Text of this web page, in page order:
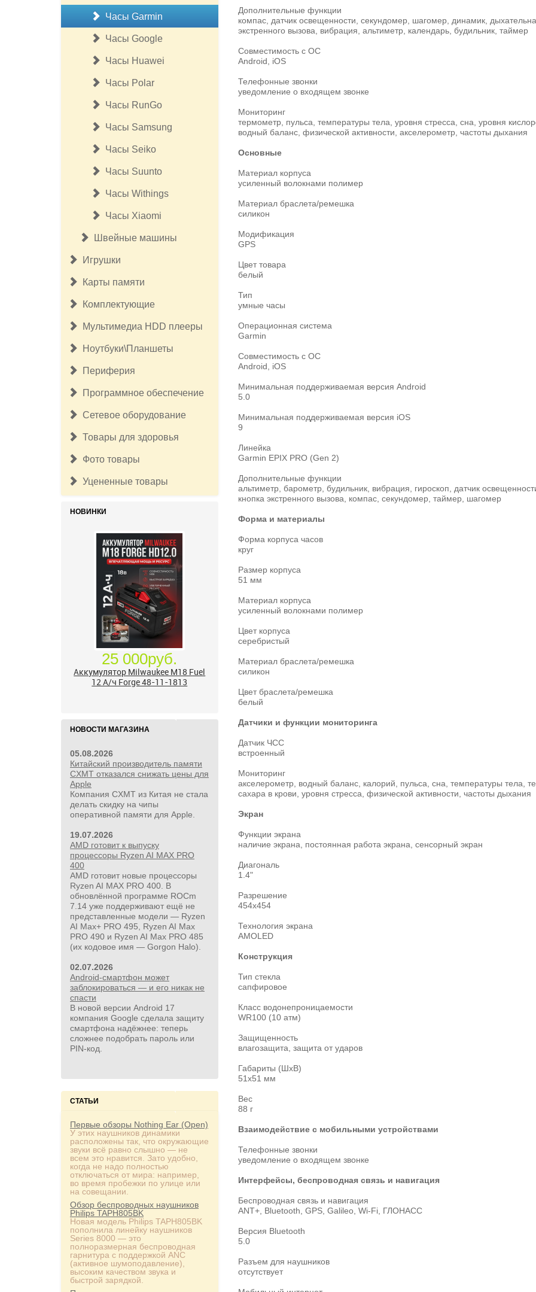
Часы Garmin
Часы Google
Часы Huawei
Часы Polar
Часы RunGo
Часы Samsung
Часы Seiko
Часы Suunto
Часы Withings
Часы Xiaomi
Швейные машины
Игрушки
Карты памяти
Комплектующие
Мультимедиа HDD плееры
Ноутбуки\Планшеты
Периферия
Программное обеспечение
Сетевое оборудование
Товары для здоровья
Фото товары
Уцененные товары
НОВИНКИ
25 000руб.
Аккумулятор Milwaukee M18 Fuel
12 А/ч Forge 48-11-1813
НОВОСТИ МАГАЗИНА
05.08.2026
Китайский производитель памяти
CXMT отказался снижать цены для
Apple
Компания CXMT из Китая не стала
делать скидку на чипы
оперативной памяти для Apple.
19.07.2026
AMD готовит к выпуску
процессоры Ryzen AI MAX PRO
400
AMD готовит новые процессоры
Ryzen AI MAX PRO 400. В
обновлённой программе ROCm
7.14 уже поддерживают ещё не
представленные модели — Ryzen
AI Max+ PRO 495, Ryzen AI Max
PRO 490 и Ryzen AI Max PRO 485
(их кодовое имя — Gorgon Halo).
02.07.2026
Android-смартфон может
заблокироваться — и его никак не
спасти
В новой версии Android 17
компания Google сделала защиту
смартфона надёжнее: теперь
сложнее подобрать пароль или
PIN‑код.
СТАТЬИ
Первые обзоры Nothing Ear (Open)
У этих наушников динамики
расположены так, что окружающие
звуки всё равно слышно — не
всем это нравится. Зато удобно,
когда не надо полностью
отключаться от мира: например,
во время пробежки по улице или
на совещании.
Обзор беспроводных наушников
Philips TAPH805BK
Новая модель Philips TAPH805BK
пополнила линейку наушников
Series 8000 — это
полноразмерная беспроводная
гарнитура с поддержкой ANC
(активное шумоподавление),
высоким качеством звука и
быстрой зарядкой.
Дополнительные функции
компас, датчик освещенности, секундомер, шагомер, динамик,
экстренного вызова, вибрация, альтиметр, календарь, будильник, таймер
Совместимость с ОС
Android, iOS
Телефонные звонки
уведомление о входящем звонке
Мониторинг
термометр, пульса, температуры тела, уровня стресса, сна, уровня
водный баланс, физической активности, акселерометр, частоты дыхания
Основные
Материал корпуса
усиленный волокнами полимер
Материал браслета/ремешка
силикон
Модификация
GPS
Цвет товара
белый
Тип
умные часы
Операционная система
Garmin
Совместимость с ОС
Android, iOS
Минимальная поддерживаемая версия Android
5.0
Минимальная поддерживаемая версия iOS
9
Линейка
Garmin EPIX PRO (Gen 2)
Дополнительные функции
альтиметр, барометр, будильник, вибрация, гироскоп, датчик
кнопка экстренного вызова, компас, секундомер, таймер, шагомер
Форма и материалы
Форма корпуса часов
круг
Размер корпуса
51 мм
Материал корпуса
усиленный волокнами полимер
Цвет корпуса
серебристый
Материал браслета/ремешка
силикон
Цвет браслета/ремешка
белый
Датчики и функции мониторинга
Датчик ЧСС
встроенный
Мониторинг
акселерометр, водный баланс, калорий, пульса, сна, температуры тела,
сахара в крови, уровня стресса, физической активности, частоты дыхания
Экран
Функции экрана
наличие экрана, постоянная работа экрана, сенсорный экран
Диагональ
1.4"
Разрешение
454x454
Технология экрана
AMOLED
Конструкция
Тип стекла
сапфировое
Класс водонепроницаемости
WR100 (10 атм)
Защищенность
влагозащита, защита от ударов
Габариты (ШхВ)
51x51 мм
Вес
88 г
Взаимодействие с мобильными устройствами
Телефонные звонки
уведомление о входящем звонке
Интерфейсы, беспроводная связь и навигация
Беспроводная связь и навигация
ANT+, Bluetooth, GPS, Galileo, Wi-Fi, ГЛОНАСC
Версия Bluetooth
5.0
Разъем для наушников
отсутствует